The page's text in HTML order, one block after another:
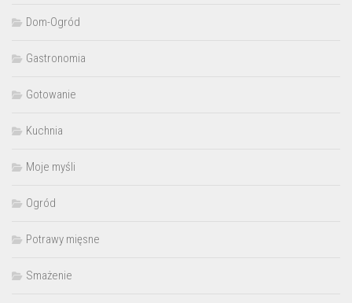
Dom-Ogród
Gastronomia
Gotowanie
Kuchnia
Moje myśli
Ogród
Potrawy mięsne
Smażenie